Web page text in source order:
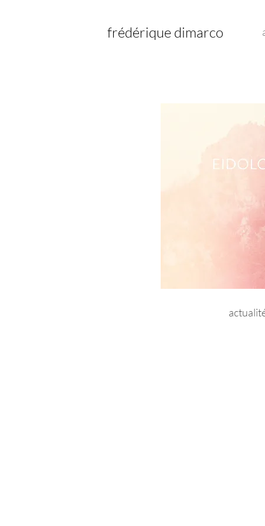
frédérique dimarco